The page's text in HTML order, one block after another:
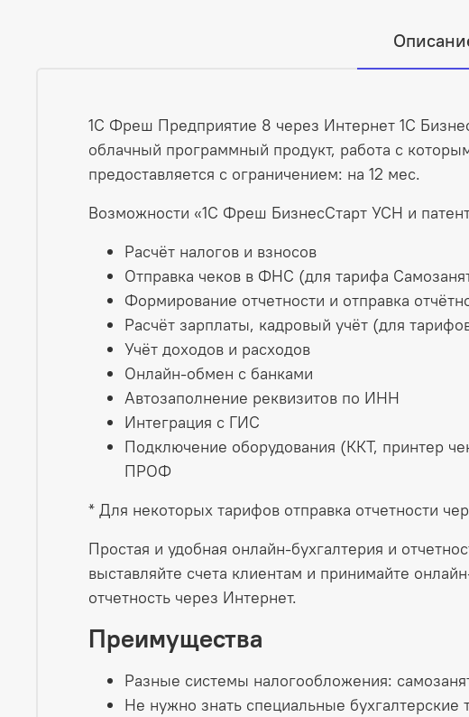
1С Фреш Предприятие 8 через Интернет 1С
облачный программный продукт, работа с
предоставляется с ограничением: на 12 мес.
Возможности «1С Фреш БизнесСтарт УСН и
Расчёт налогов и взносов
Отправка чеков в ФНС (для тарифа
Формирование отчетности и отправка
Расчёт зарплаты, кадровый учёт (для
Учёт доходов и расходов
Онлайн-обмен с банками
Автозаполнение реквизитов по ИНН
Интеграция с ГИС
Подключение оборудования (ККТ, принтер
ПРОФ
* Для некоторых тарифов отправка отчетности
Простая и удобная онлайн-бухгалтерия и
выставляйте счета клиентам и принимайте
отчетность через Интернет.
Преимущества
Разные системы налогообложения:
Не нужно знать специальные бухгалтерские